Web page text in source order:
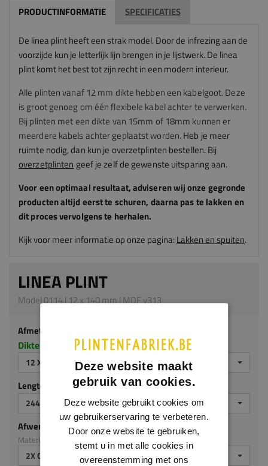
PRODUCTINFORMATIE SPECIFICATIES
De linea plint heeft een strak model. Door de infrezing aan de
voorzijde kun je letterlijk lijn brengen in je lijstwerk. De linea
plint komt het best tot zijn recht in een modern interieur.
Alle plinten vanaf 12 mm dikte hebben een kabelgoot. Deze
is groot genoeg om één flexibele kabel achter te verwerken.
Bij plinten met een dikte van 15mm of 18mm kunnen er
meerdere kabels achter geplaatst worden.Heb je meer
ruimte nodig, dan kun je overzetplinten bestellen. Bij
overzetplinten geef je zelf de gewenste uitsparing aan.
Voor een optimaal resultaat, adviserenwijonze gegronde
producten altijd eerst te schuren, daarna pas te lakken en
dit proces vervolgens te herhalen.
Kijk voor meer informatie op onze pagina:Lakken en spuiten.
LINEA PLINT
Model 0114 | 12 x 140 mm | MDF v313
Afmeting
Dikte x hoogte in millimeters
12 X 140 MM
Lengte (mm)
2440 MM
Afwerking
Materiaal: MDF v313
2X GEGROND
Deze website maakt
gebruik van cookies.
Deze website gebruikt cookies om
uw gebruikerservaring te verbeteren.
Door onze website te gebruiken,
stemt u in met alle cookies in
overeenstemming met ons